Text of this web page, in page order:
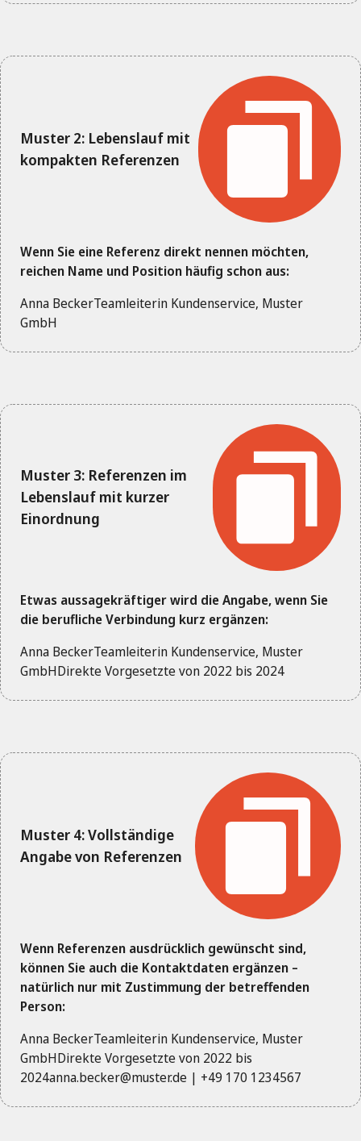
Muster 2: Lebenslauf mit
kompakten Referenzen
Wenn Sie eine Referenz direkt nennen möchten,
reichen Name und Position häufig schon aus:
Anna BeckerTeamleiterin Kundenservice, Muster
GmbH
Muster 3: Referenzen im
Lebenslauf mit kurzer
Einordnung
Etwas aussagekräftiger wird die Angabe, wenn Sie
die berufliche Verbindung kurz ergänzen:
Anna BeckerTeamleiterin Kundenservice, Muster
GmbHDirekte Vorgesetzte von 2022 bis 2024
Muster 4: Vollständige
Angabe von Referenzen
Wenn Referenzen ausdrücklich gewünscht sind,
können Sie auch die Kontaktdaten ergänzen –
natürlich nur mit Zustimmung der betreffenden
Person:
Anna BeckerTeamleiterin Kundenservice, Muster
GmbHDirekte Vorgesetzte von 2022 bis
2024anna.becker@muster.de | +49 170 1234567